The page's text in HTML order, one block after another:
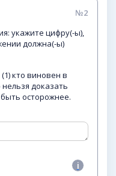
№2
укажите цифру(-ы),
должна(-ы)
кто виновен в
нельзя доказать
осторожнее.